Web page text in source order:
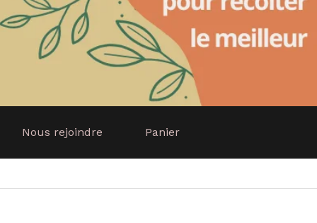
Nous rejoindre Panier